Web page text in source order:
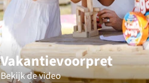
Vakantievoorpret
Bekijk de video